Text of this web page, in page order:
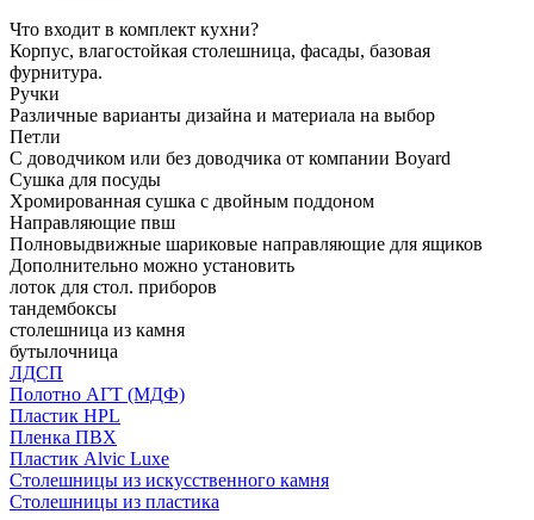
Что входит в комплект кухни?
Корпус, влагостойкая столешница, фасады, базовая
фурнитура.
Ручки
Различные варианты дизайна и материала на выбор
Петли
С доводчиком или без доводчика от компании Boyard
Сушка для посуды
Хромированная сушка с двойным поддоном
Направляющие пвш
Полновыдвижные шариковые направляющие для ящиков
Дополнительно можно установить
лоток для стол. приборов
тандембоксы
столешница из камня
бутылочница
ЛДСП
Полотно АГТ (МДФ)
Пластик HPL
Пленка ПВХ
Пластик Alvic Luxe
Столешницы из искусственного камня
Столешницы из пластика